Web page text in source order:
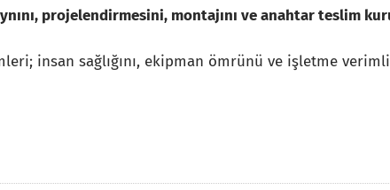
projelendirmesini, montajını ve anahtar teslim
insan sağlığını, ekipman ömrünü ve işletme